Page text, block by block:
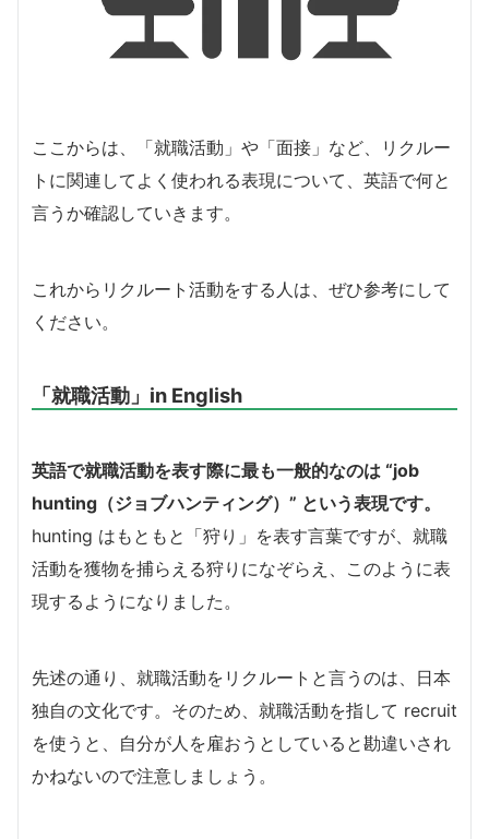
ここからは、「就職活動」や「面接」など、リクルー
トに関連してよく使われる表現について、英語で何と
言うか確認していきます。
これからリクルート活動をする人は、ぜひ参考にして
ください。
「就職活動」in English
英語で就職活動を表す際に最も一般的なのは “job
hunting（ジョブハンティング）” という表現です。
hunting はもともと「狩り」を表す言葉ですが、就職
活動を獲物を捕らえる狩りになぞらえ、このように表
現するようになりました。
先述の通り、就職活動をリクルートと言うのは、日本
独自の文化です。そのため、就職活動を指して recruit
を使うと、自分が人を雇おうとしていると勘違いされ
かねないので注意しましょう。